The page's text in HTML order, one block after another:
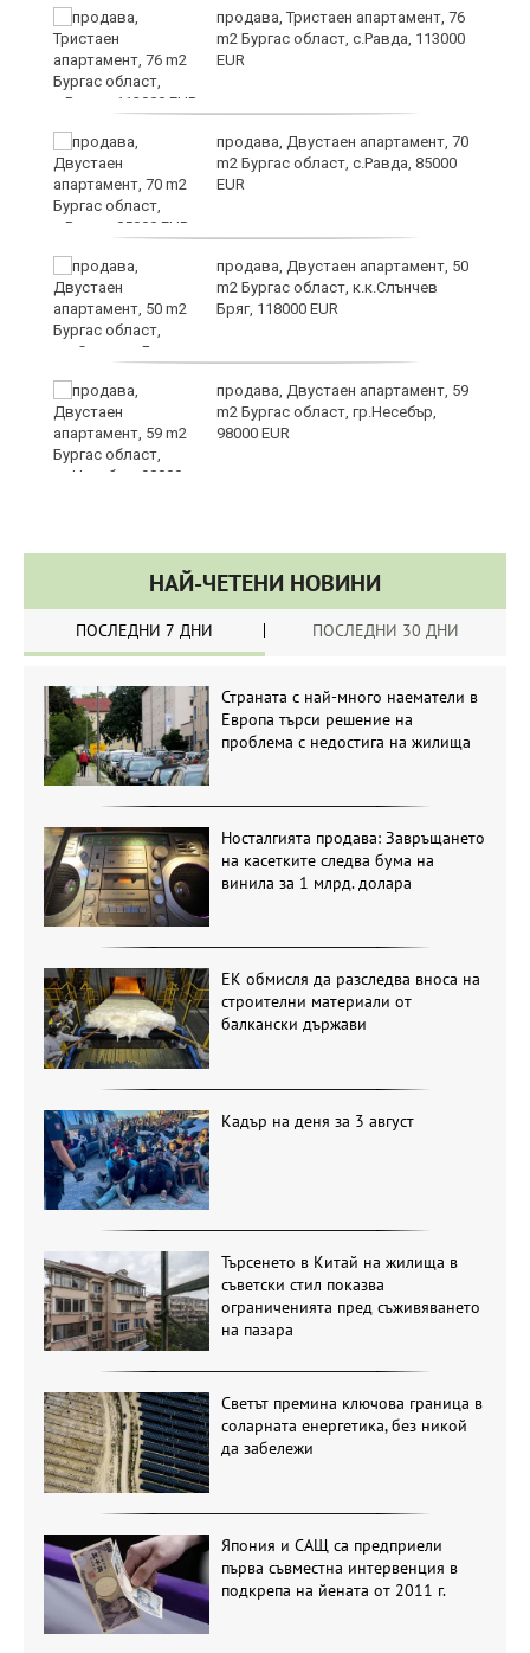
продава, Тристаен апартамент, 76
m2 Бургас област, с.Равда, 113000
EUR
продава, Двустаен апартамент, 70
m2 Бургас област, с.Равда, 85000
EUR
продава, Двустаен апартамент, 50
m2 Бургас област, к.к.Слънчев
Бряг, 118000 EUR
продава, Двустаен апартамент, 59
m2 Бургас област, гр.Несебър,
98000 EUR
НАЙ-ЧЕТЕНИ НОВИНИ
ПОСЛЕДНИ 7 ДНИ ПОСЛЕДНИ 30 ДНИ
Страната с най-много наематели в
Европа търси решение на
проблема с недостига на жилища
Носталгията продава: Завръщането
на касетките следва бума на
винила за 1 млрд. долара
ЕК обмисля да разследва вноса на
строителни материали от
балкански държави
Кадър на деня за 3 август
Търсенето в Китай на жилища в
съветски стил показва
ограниченията пред съживяването
на пазара
Светът премина ключова граница в
соларната енергетика, без никой
да забележи
Япония и САЩ са предприели
първа съвместна интервенция в
подкрепа на йената от 2011 г.